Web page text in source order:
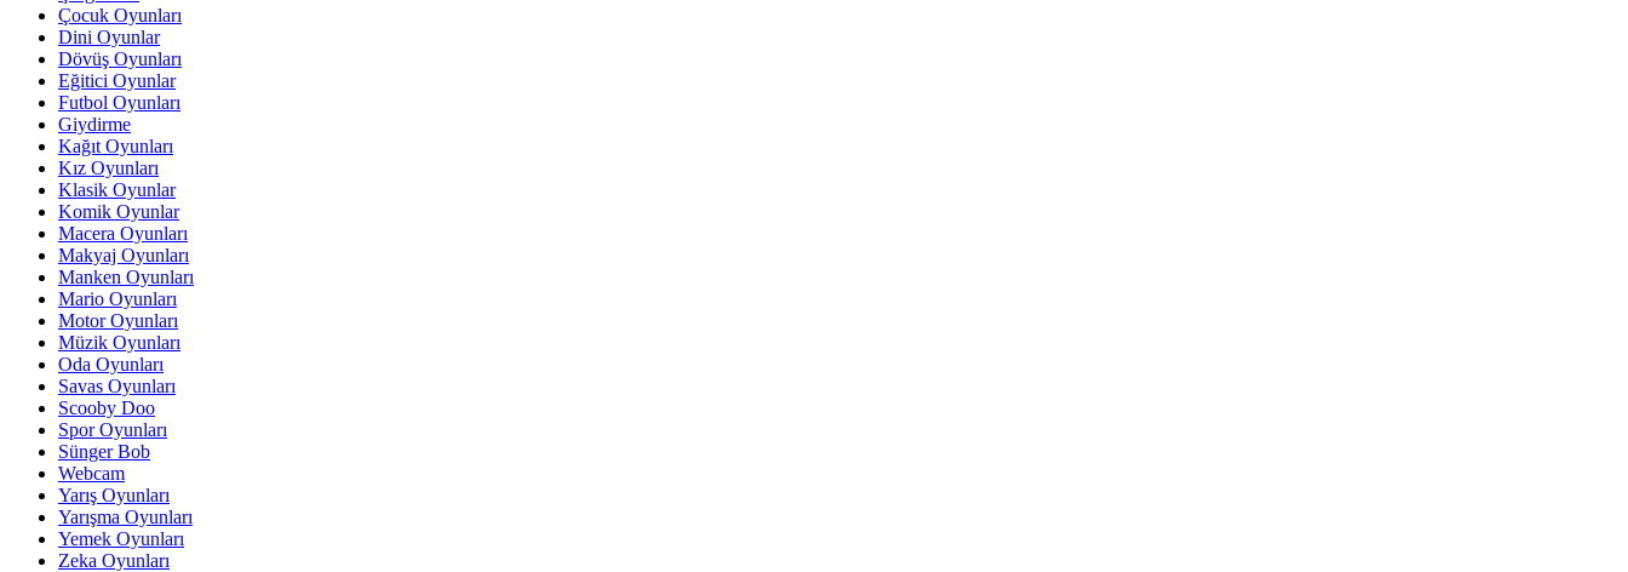
Çocuk Oyunları
Dini Oyunlar
Dövüş Oyunları
Eğitici Oyunlar
Futbol Oyunları
Giydirme
Kağıt Oyunları
Kız Oyunları
Klasik Oyunlar
Komik Oyunlar
Macera Oyunları
Makyaj Oyunları
Manken Oyunları
Mario Oyunları
Motor Oyunları
Müzik Oyunları
Oda Oyunları
Savas Oyunları
Scooby Doo
Spor Oyunları
Sünger Bob
Webcam
Yarış Oyunları
Yarışma Oyunları
Yemek Oyunları
Zeka Oyunları